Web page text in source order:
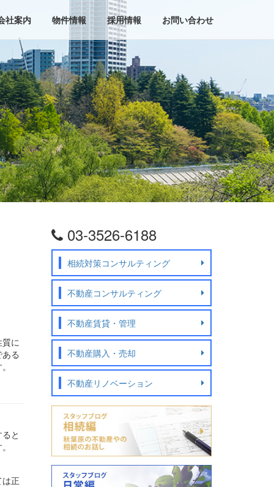
社案内 物件情報 採用情報 お問い合わせ
に
る
と
正
03-3526-6188
相続対策コンサルティング
不動産コンサルティング
不動産賃貸・管理
不動産購入・売却
不動産リノベーション